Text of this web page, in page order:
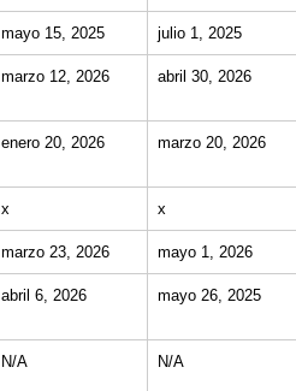
mayo 15, 2025 julio 1, 2025
marzo 12, 2026 abril 30, 2026
enero 20, 2026 marzo 20, 2026
x x
marzo 23, 2026 mayo 1, 2026
abril 6, 2026 mayo 26, 2025
N/A N/A